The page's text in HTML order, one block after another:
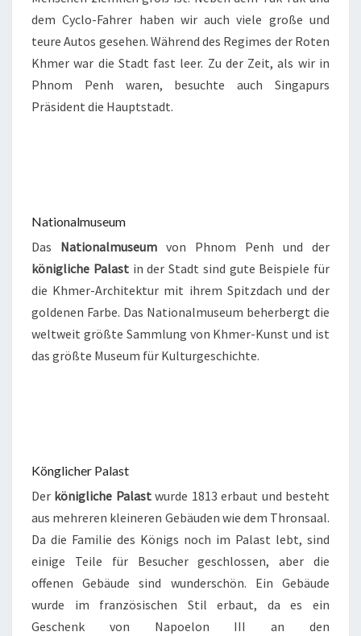
dem Cyclo-Fahrer haben wir auch viele große und
teure Autos gesehen. Während des Regimes der Roten
Khmer war die Stadt fast leer. Zu der Zeit, als wir in
Phnom Penh waren, besuchte auch Singapurs
Präsident die Hauptstadt.
Nationalmuseum
Das Nationalmuseum von Phnom Penh und der
königliche Palastin der Stadt sind gute Beispiele für
die Khmer-Architektur mit ihrem Spitzdach und der
goldenen Farbe. Das Nationalmuseum beherbergt die
weltweit größte Sammlung von Khmer-Kunst und ist
das größte Museum für Kulturgeschichte.
Könglicher Palast
Der königliche Palastwurde 1813 erbaut und besteht
aus mehreren kleineren Gebäuden wie dem Thronsaal.
Da die Familie des Königs noch im Palast lebt, sind
einige Teile für Besucher geschlossen, aber die
offenen Gebäude sind wunderschön. Ein Gebäude
wurde im französischen Stil erbaut, da es ein
Geschenk von Napoelon III an den